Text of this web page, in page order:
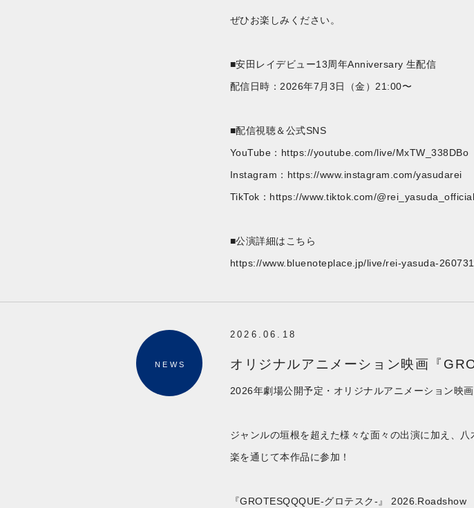
ぜひお楽しみください。
■安田レイデビュー13周年Anniversary 生配信
配信日時：2026年7月3日（金）21:00〜
■配信視聴＆公式SNS
YouTube： https://youtube.com/live/MxTW_338DBo
Instagram： https://www.instagram.com/yasudarei
TikTok： https://www.tiktok.com/@rei_yasuda_official
■公演詳細はこちら
https://www.bluenoteplace.jp/live/rei-yasuda-
NEWS
2026.06.18
オリジナルアニメーション映画『
2026年劇場公開予定・オリジナルアニメーション映
ジャンルの垣根を超えた様々な面々の出演に加え、
楽を通じて本作品に参加！
『GROTESQQQUE-グロテスク-』 2026.Roadshow